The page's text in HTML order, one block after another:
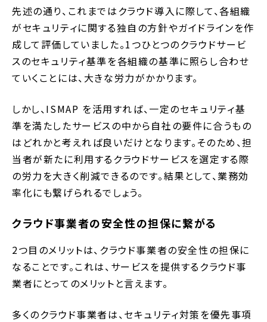
先述の通り、これまではクラウド導入に際して、各組織
がセキュリティに関する独自の方針やガイドラインを作
成して評価していました。1つひとつのクラウドサービ
スのセキュリティ基準を各組織の基準に照らし合わせ
ていくことには、大きな労力がかかります。
しかし、ISMAP を活用すれば、一定のセキュリティ基
準を満たしたサービスの中から自社の要件に合うもの
はどれかと考えれば良いだけとなります。そのため、担
当者が新たに利用するクラウドサービスを選定する際
の労力を大きく削減できるのです。結果として、業務効
率化にも繋げられるでしょう。
クラウド事業者の安全性の担保に繋がる
2つ目のメリットは、クラウド事業者の安全性の担保に
なることです。これは、サービスを提供するクラウド事
業者にとってのメリットと言えます。
多くのクラウド事業者は、セキュリティ対策を優先事項